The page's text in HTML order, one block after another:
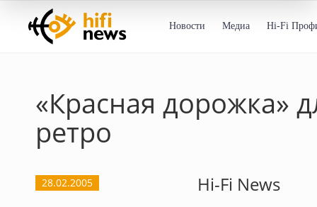
Новости Медиа Hi-Fi
«Красная дорожка»
ретро
28.02.2005 Hi-Fi News